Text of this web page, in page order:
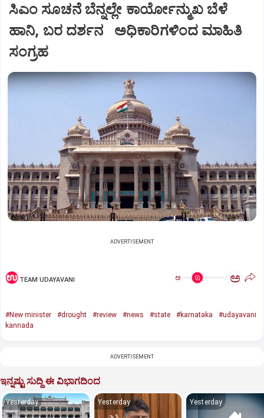
ಸಿಎಂ ಸೂಚನೆ ಬೆನ್ನಲ್ಲೇ ಕಾರ್ಯೋನ್ಮುಖ ಬೆಳೆ
ಹಾನಿ, ಬರ ದರ್ಶನ ಅಧಿಕಾರಿಗಳಿಂದ ಮಾಹಿತಿ
ಸಂಗ್ರಹ
ADVERTISEMENT
TEAM UDAYAVANI ಅ ಅ
#New minister #drought #review #news #state #karnataka
#udayavani
kannada
ADVERTISEMENT
ಇನ್ನಷ್ಟು ಸುದ್ದಿ ಈ ವಿಭಾಗದಿಂದ
Yesterday Yesterday Yesterday